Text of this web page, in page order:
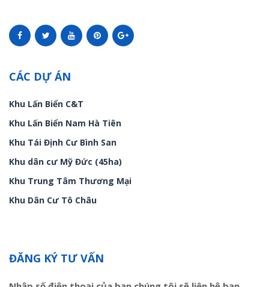
CÁC DỰ ÁN
Khu Lấn Biển C&T
Khu Lấn Biển Nam Hà Tiên
Khu Tái Định Cư Bình San
Khu dân cư Mỹ Đức (45ha)
Khu Trung Tâm Thương Mại
Khu Dân Cư Tô Châu
ĐĂNG KÝ TƯ VẤN